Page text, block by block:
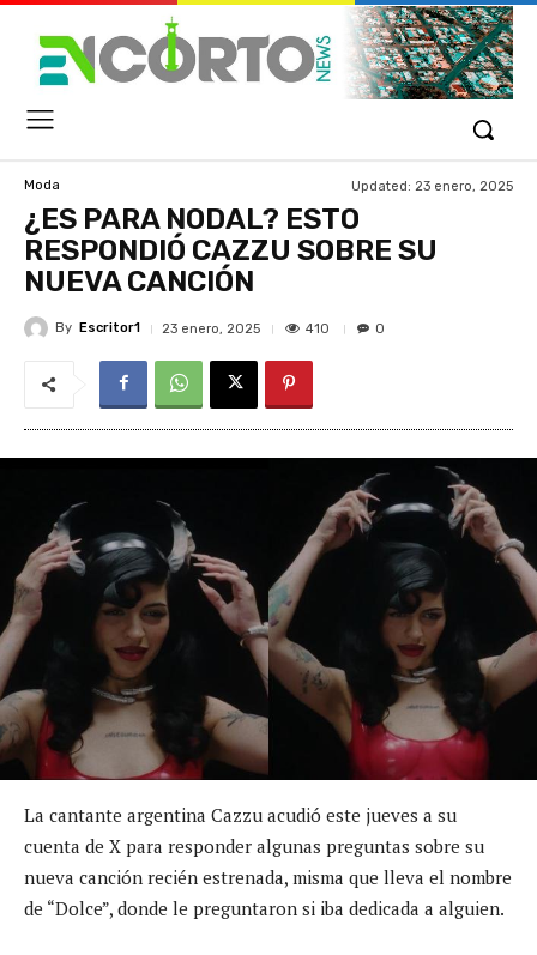
Moda Updated: 23 enero, 2025
¿ES PARA NODAL? ESTO
RESPONDIÓ CAZZU SOBRE SU
NUEVA CANCIÓN
By Escritor1 23 enero, 2025 410 0
La cantante argentina Cazzu acudió este jueves a su
cuenta de X para responder algunas preguntas sobre su
nueva canción recién estrenada, misma que lleva el nombre
de “Dolce”, donde le preguntaron si iba dedicada a alguien.